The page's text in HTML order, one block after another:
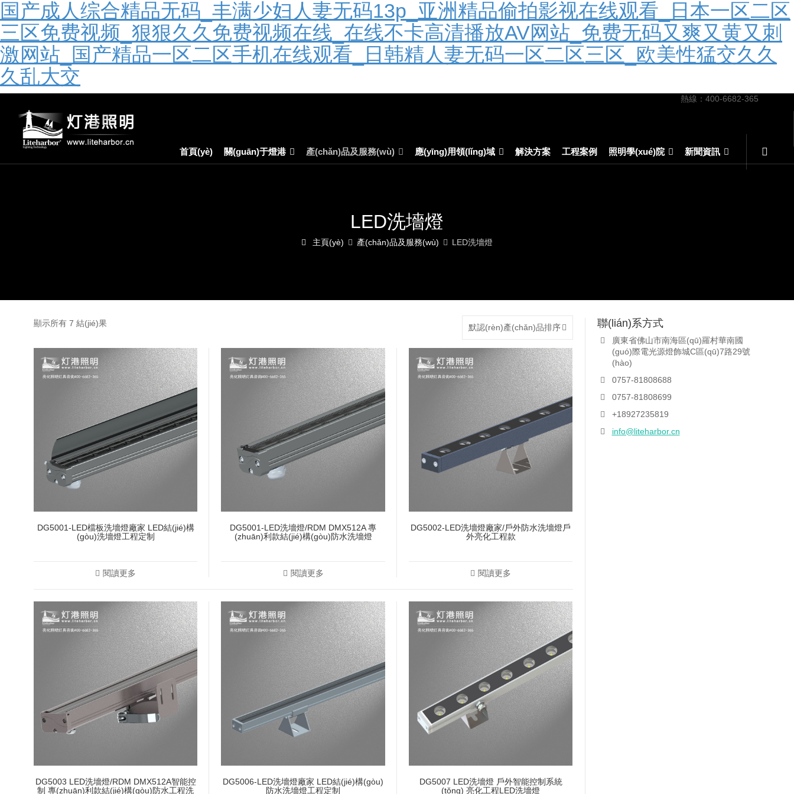
国产成人综合精品无码_丰满少妇人妻无码13p_亚洲精品偷拍影视在线观看_日本一区二区
三区免费视频_狠狠久久免费视频在线_在线不卡高清播放AV网站_免费无码又爽又黄又刺
激网站_国产精品一区二区手机在线观看_日韩精人妻无码一区二区三区_欧美性猛交久久
久乱大交
熱線：400-6682-365
首頁(yè) 關(guān)于燈港 產(chǎn)品及服務(wù) 應(yīng)用領(lǐng)域 解決方案 工程案例 照明學(xué)院 新聞資訊
LED洗墻燈
主頁(yè) 產(chǎn)品及服務(wù) LED洗墻燈
顯示所有 7 結(jié)果 默認(rèn)產(chǎn)品排序
DG5001-LED檔板洗墻燈廠家 LED結(jié)構
(gòu)洗墻燈工程定制
閱讀更多
DG5001-LED洗墻燈/RDM DMX512A 專
(zhuān)利款結(jié)構(gòu)防水洗墻燈
閱讀更多
DG5002-LED洗墻燈廠家/戶外防水洗墻燈戶
外亮化工程款
閱讀更多
DG5003 LED洗墻燈/RDM DMX512A智能控
制 專(zhuān)利款結(jié)構(gòu)防水工程洗
DG5006-LED洗墻燈廠家 LED結(jié)構(gòu)
防水洗墻燈工程定制
DG5007 LED洗墻燈 戶外智能控制系統
(tǒng) 亮化工程LED洗墻燈
聯(lián)系方式
廣東省佛山市南海區(qū)羅村華南國
(guó)際電光源燈飾城C區(qū)7路29號
(hào)
0757-81808688
0757-81808699
+18927235819
info@liteharbor.cn